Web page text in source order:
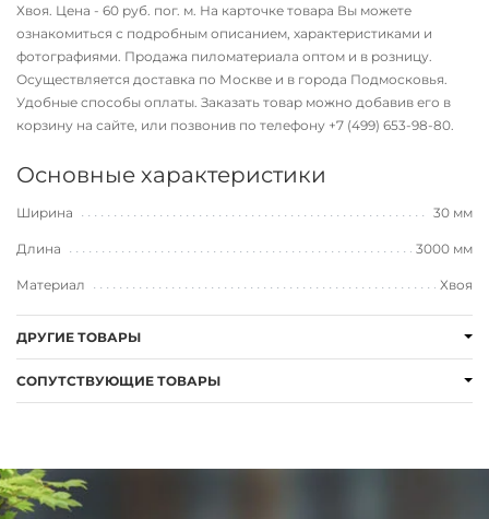
Хвоя. Цена - 60 руб. пог. м. На карточке товара Вы можете
ознакомиться с подробным описанием, характеристиками и
фотографиями. Продажа пиломатериала оптом и в розницу.
Осуществляется доставка по Москве и в города Подмосковья.
Удобные способы оплаты. Заказать товар можно добавив его в
корзину на сайте, или позвонив по телефону +7 (499) 653-98-80
Основные характеристики
Ширина 30 мм
Длина 3000 мм
Материал Хвоя
ДРУГИЕ ТОВАРЫ
СОПУТСТВУЮЩИЕ ТОВАРЫ